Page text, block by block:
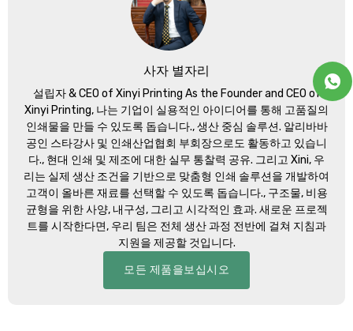
사자 별자리
설립자 &CEO of Xinyi Printing As the Founder and CEO of
Xinyi Printing, 나는 기업이 실용적인 아이디어를 통해 고품질의
인쇄물을 만들 수 있도록 돕습니다., 생산 중심 솔루션. 알리바바
공인 스타강사 및 인쇄산업협회 부회장으로도 활동하고 있습니
다., 현대 인쇄 및 제조에 대한 실무 통찰력 공유. 그리고 Xini, 우
리는 실제 생산 조건을 기반으로 맞춤형 인쇄 솔루션을 개발하여
고객이 올바른 재료를 선택할 수 있도록 돕습니다., 구조물, 비용
균형을 위한 사양, 내구성, 그리고 시각적인 효과. 새로운 프로젝
트를 시작한다면, 우리 팀은 전체 생산 과정 전반에 걸쳐 지침과
지원을 제공할 것입니다.
모든 제품을보십시오